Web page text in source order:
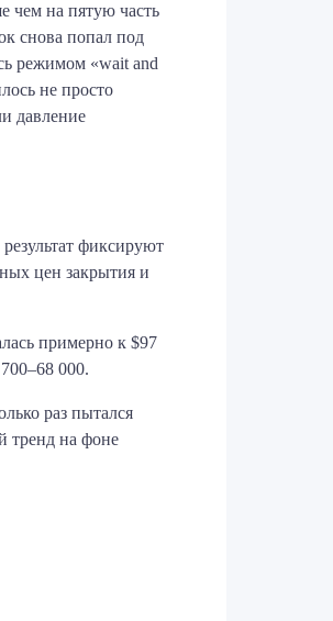
чем на пятую часть
снова попал под
режимом «wait and
не просто
давление
фиксируют
цен закрытия и
примерно к $97
000.
раз пытался
тренд на фоне